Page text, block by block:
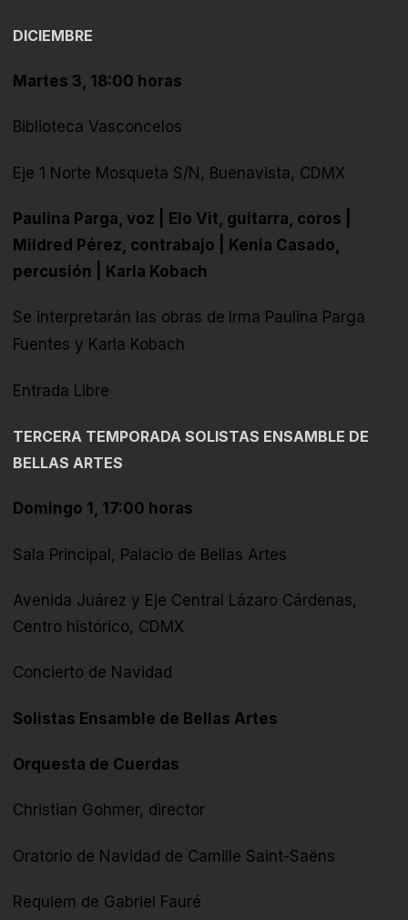
DICIEMBRE
Martes 3, 18:00 horas
Biblioteca Vasconcelos
Eje 1 Norte Mosqueta S/N, Buenavista, CDMX
Paulina Parga, voz | Elo Vit, guitarra, coros |
Mildred Pérez, contrabajo | Kenia Casado,
percusión | Karla Kobach
Se interpretarán las obras de Irma Paulina Parga
Fuentes y Karla Kobach
Entrada Libre
TERCERA TEMPORADA SOLISTAS ENSAMBLE DE
BELLAS ARTES
Domingo 1, 17:00 horas
Sala Principal, Palacio de Bellas Artes
Avenida Juárez y Eje Central Lázaro Cárdenas,
Centro histórico, CDMX
Concierto de Navidad
Solistas Ensamble de Bellas Artes
Orquesta de Cuerdas
Christian Gohmer, director
Oratorio de Navidad de Camille Saint-Saëns
Requiem de Gabriel Fauré